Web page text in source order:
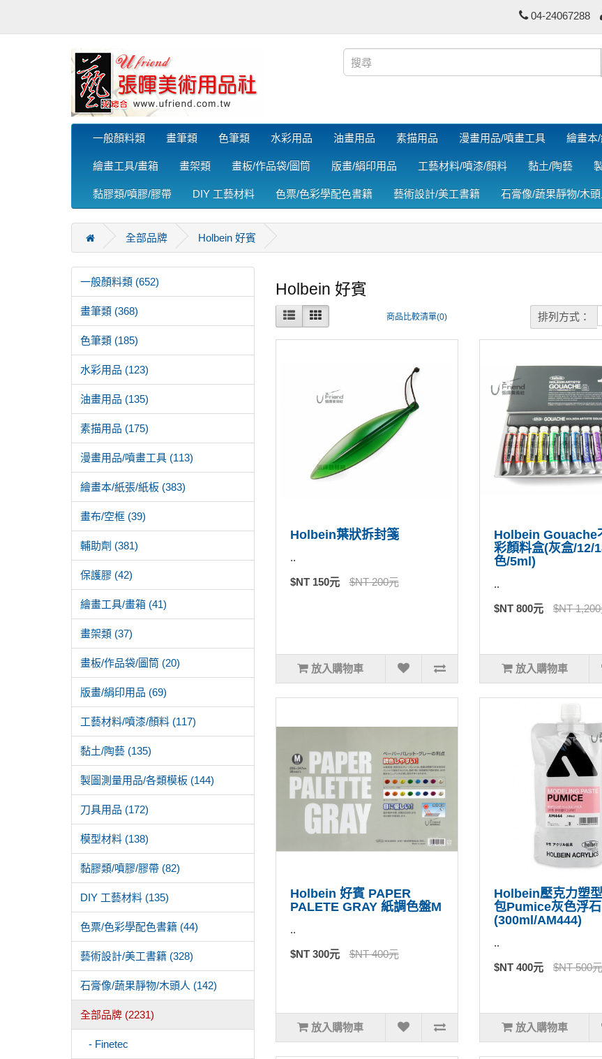
04-24067288
一般顏料類 畫筆類 色筆類 水彩用品 油畫用品 素描用品 漫畫用品/噴畫工具 繪畫本
繪畫工具/畫箱 畫架類 畫板/作品袋/圖筒 版畫/絹印用品 工藝材料/噴漆/顏料 黏土/陶藝
黏膠類/噴膠/膠帶 DIY 工藝材料 色票/色彩學配色書籍 藝術設計/美工書籍 石膏像/蔬果靜物/木頭
全部品牌 Holbein 好賓
一般顏料類 (652)
畫筆類 (368)
色筆類 (185)
水彩用品 (123)
油畫用品 (135)
素描用品 (175)
漫畫用品/噴畫工具 (113)
繪畫本/紙張/紙板 (383)
畫布/空框 (39)
輔助劑 (381)
保護膠 (42)
繪畫工具/畫箱 (41)
畫架類 (37)
畫板/作品袋/圖筒 (20)
版畫/絹印用品 (69)
工藝材料/噴漆/顏料 (117)
黏土/陶藝 (135)
製圖測量用品/各類模板 (144)
刀具用品 (172)
模型材料 (138)
黏膠類/噴膠/膠帶 (82)
DIY 工藝材料 (135)
色票/色彩學配色書籍 (44)
藝術設計/美工書籍 (328)
石膏像/蔬果靜物/木頭人 (142)
全部品牌 (2231)
- Finetec
Holbein 好賓
商品比較清單(0) 排列方式：
Holbein葉狀拆封箋
..
$NT 150元 $NT 200元
放入購物車
Holbein Gouache
彩顏料盒(灰盒/12/
色/5ml)
..
$NT 800元 $NT
放入購物車
Holbein 好賓 PAPER
PALETE GRAY 紙調色盤M
..
$NT 300元 $NT 400元
放入購物車
Holbein壓克力塑
包Pumice灰色浮石
(300ml/AM444)
..
$NT 400元 $NT 500元
放入購物車